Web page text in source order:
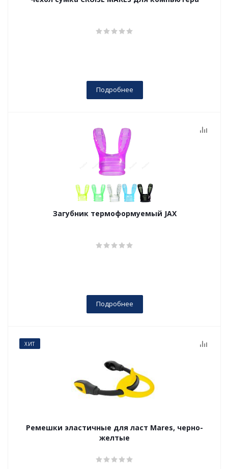
Подробнее
Загубник термоформуемый JAX
Подробнее
ХИТ
Ремешки эластичные для ласт Mares, черно-
желтые